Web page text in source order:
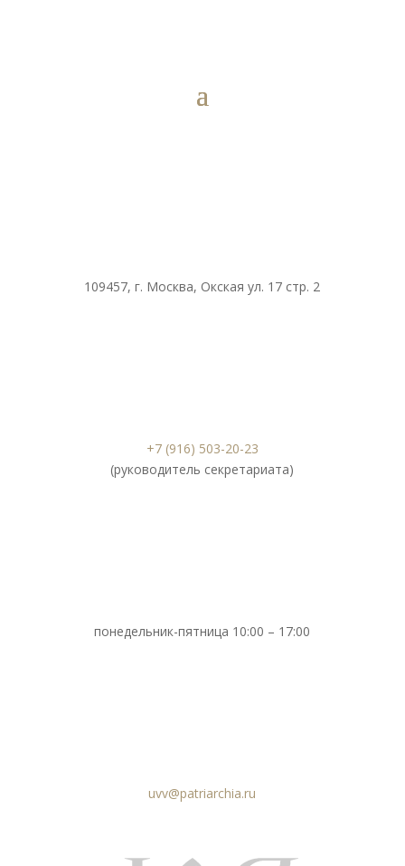
109457, г. Москва, Окская ул. 17 стр. 2
+7 (916) 503-20-23
(руководитель секретариата)
понедельник-пятница 10:00 – 17:00
uvv@patriarchia.ru